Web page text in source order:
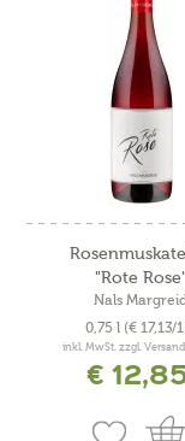
"Rote Rose"
Nals
0,75 l (€ 17,13/
inkl. MwSt. zzgl.
€